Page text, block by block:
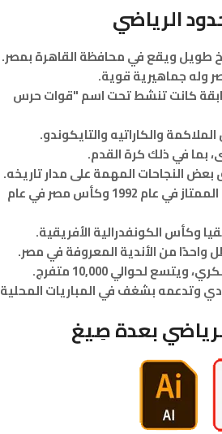
الرياضي
طويل ويقع في محافظة القاهرة بمصر.
وله جماهيرية قوية.
وهو يعود إلى فرق سابقة كانت تنشط تحت اسم "قوات حرس
والكاراتيه والتايكوندو.
بما في ذلك كرة القدم.
النجاحات المهمة على مدار تاريخه.
قدم الفريق بعض العروض المميزة وأحرز بطولة الدوري المصري الممتاز في عام 1992 وكأس مصر في عام
وكأس الكونفدرالية الأفريقية.
واحدًا من الأندية المعروفة في مصر.
لحوالي 10,000 متفرج.
وتدعمه بشغف في المباريات المحلية
بعدة صِيغ